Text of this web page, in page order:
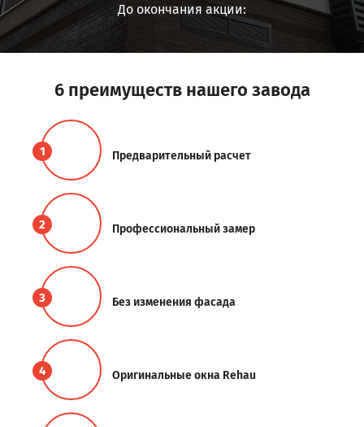
До окончания акции:
6 преимуществ нашего завода
1 Предварительный расчет
2 Профессиональный замер
3 Без изменения фасада
4 Оригинальные окна Rehau